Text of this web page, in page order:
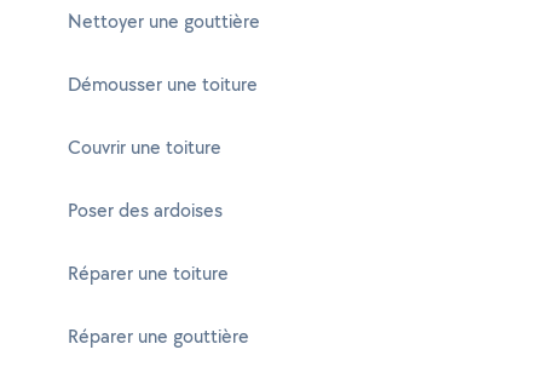
Nettoyer une gouttière
Démousser une toiture
Couvrir une toiture
Poser des ardoises
Réparer une toiture
Réparer une gouttière